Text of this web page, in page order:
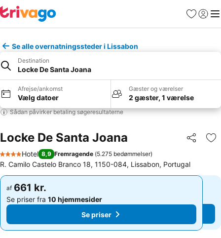
Favoritter
Log ind
Se alle overnatningssteder i Lissabon
Destination
Locke De Santa Joana
Afrejse/ankomst
Vælg datoer
Gæster og værelser
2 gæster, 1 værelse
Sådan påvirker betaling søgeresultaterne
Locke De Santa Joana Del
4 Stjerner
Hotel 8,9 Fremragende (5.275 bedømmelser)
R. Camilo Castelo Branco 18, 1150-084, Lissabon, Portugal
af 661 kr.
Se priser fra 10 hjemmesider
Se priser
af 661 kr.
Se priser fra 10 hjemmesider
Se priser